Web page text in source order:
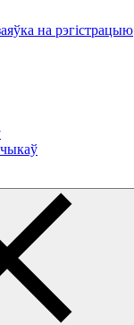
на рэгістрацыю